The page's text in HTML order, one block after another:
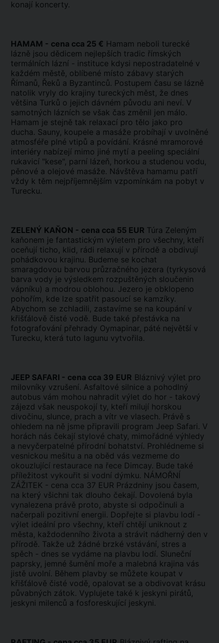
konají koncerty.
HAMAM - cena cca 25 € Hamam neboli turecké
lázně jsou dědicem nejlepších tradic římských
termálních lázní - instituce kdysi nepostradatelné v
každém městě, oblíbené místo zábavy starých
Římanů, Řeků a Byzantinců. Postupem času se lázně
natolik vryly do krajiny tureckých měst, že dnes
většina Turků o jejich dávném původu ani neví. V
samotných lázních se však čas změnil jen málo.
Hamam je stejně tak relaxací pro tělo jako pro
ducha. Sauny, koupele a masáže probíhají v uvolněné
atmosféře plné vtipů a povídání. Krásné mramorové
interiéry nabízejí mimo jiné mytí a peeling speciální
rukavicí "kese", parní lázeň, horkou a studenou vodu,
pěnové a olejové masáže. Návštěva hamamu patří
vždy k těm nejpříjemnějším vzpomínkám na pobyt v
Turecku.
ZELENÝ KAŇON - cena cca 55 EUR Túra Zeleným
kaňonem je fantastickým výletem pro všechny, kteří
oceňují ticho, klid, rádi relaxují v přírodě a obdivují
pohádkovou krajinu. Budeme se kochat
smaragdovou barvou průzračného jezera (tyrkysová
barva vody je výsledkem rozpuštěných sloučenin
vápníku) a modrou oblohou. Jezero je obklopeno
pohořím, kde lze spatřit pasoucí se kamzíky.
Abychom se zchladili, zastavíme se na koupání v
křišťálově čisté vodě. Bude také přestávka na
fotografování přehrady Oymapinar, páté největší v
Turecku, která tuto lagunu vytvořila.
JEEP SAFARI - cena cca 39 EUR Bláznivý výlet pro
milovníky vzrušení. Asfaltové silnice a pohodlný
autobus vám mohou nahradit výlet do hor - takový
zájezd však neuspokojí ty, kteří milují horskou
divočinu, slunce, prach a vítr ve vlasech. Právě s
ohledem na ně jsme připravili program Jeep Safari. V
horách nás čekají stylové chaty, mimořádné výhledy
a nevyčerpatelné přírodní bohatství. Prohlédneme si
vesnickou mešitu a na oběd vás vezmeme do
okouzlující restaurace na řece Dimcay. Bude také
příležitost vykouřit si vodní dýmku. NÁMOŘNÍ
ZÁŽITEK - cena cca 37 EUR Prázdniny jsou časem,
na který všichni tak dlouho čekají. Dovolená byla
vynalezena právě proto, abyste si odpočinuli a
načerpali pozitivní energii. Dopřejte si plavbu lodí -
výlet ideální pro všechny, kteří chtějí uniknout z
města, každodenního života a strávit nádherný den v
přírodě. Takže už žádné brzké vstávání, stres a
spěch - dnes se vydáme na plavbu lodí. Sluneční
paprsky, jemné šumění moře a malebná krajina vás
jistě uvolní. Během plavby se můžete koupat v
křišťálově čisté vodě, opalovat se a obdivovat krásu
půvabných zátok. Vyplujete také k jeskyni pirátů,
jeskyni milenců a fosforeskující jeskyni.